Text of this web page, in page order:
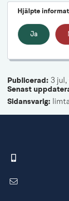
Hjälpte
Ja
Publicerad: 3 jul,
Senast
Sidansvarig: